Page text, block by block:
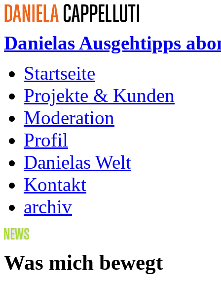
Danielas Ausgehtipps
Startseite
Projekte & Kunden
Moderation
Profil
Danielas Welt
Kontakt
archiv
Was mich bewegt